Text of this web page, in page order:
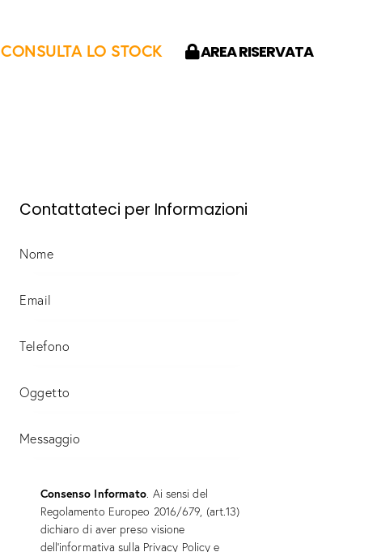
CONSULTA LO STOCK AREA RISERVATA
Contattateci per Informazioni
Consenso Informato. Ai sensi del
Regolamento Europeo 2016/679, (art.13)
dichiaro di aver preso visione
dell’informativa sulla Privacy Policy e